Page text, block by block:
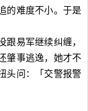
的难度不小。于是
易军继续纠缠，
肇事逃逸，她才不
头问：「交警报警